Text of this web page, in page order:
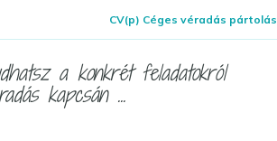
CV(p) Céges véradás pártolás
a konkrét feladatokról
kapcsán ...